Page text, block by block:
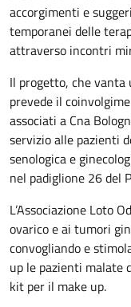
accorgimenti e
temporanei delle
attraverso incontri
Il progetto, che
prevede il
associati a Cna
servizio alle pazienti
senologica e
nel padiglione 26 del
L’Associazione Loto
ovarico e ai tumori
convogliando e
up le pazienti malate
kit per il make up.